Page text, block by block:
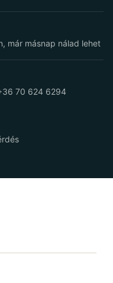
már másnap nálad lehet
70 624 6294